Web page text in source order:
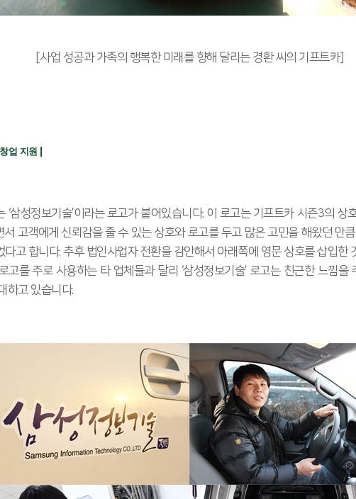
[사업 성공과 가족의 행복한 미래를 향해 달리는 경환 씨의 기프트카]
업 지원
‘삼성정보기술’이라는 로고가 붙어있습니다. 이 로고는 기프트카 시즌3의 상
서 고객에게 신뢰감을 줄 수 있는 상호와 로고를 두고 많은 고민을 해왔던 만
다고 합니다. 추후 법인사업자 전환을 감안해서 아래쪽에 영문 상호를 삽입한
고를 주로 사용하는 타 업체들과 달리 ‘삼성정보기술’ 로고는 친근한 느낌을
하고 있습니다.